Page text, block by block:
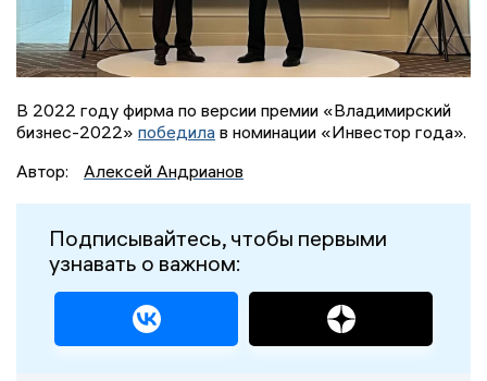
В 2022 году фирма по версии премии «Владимирский
бизнес-2022» победила в номинации «Инвестор года».
Автор:
Алексей Андрианов
Подписывайтесь, чтобы первыми
узнавать о важном: